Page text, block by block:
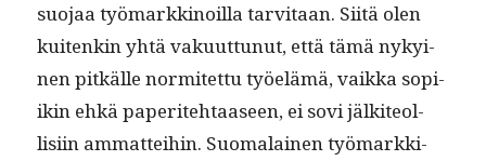
suo­jaa työ­markki­noil­la tarvi­taan. Siitä olen
kuitenkin yhtä vaku­ut­tunut, että tämä nykyi­
nen pitkälle nor­mitet­tu työelämä, vaik­ka sopi­
ikin ehkä paperite­htaaseen, ei sovi jälki­te­ol­
lisi­in ammat­tei­hin. Suo­ma­lainen työ­markki­